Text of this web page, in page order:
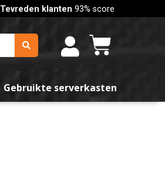
Tevreden klanten 93% score
Gebruikte serverkasten